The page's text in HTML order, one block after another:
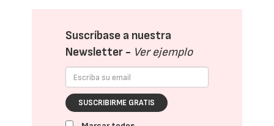
Suscríbase a nuestra
Newsletter - Ver ejemplo
SUSCRIBIRME GRATIS